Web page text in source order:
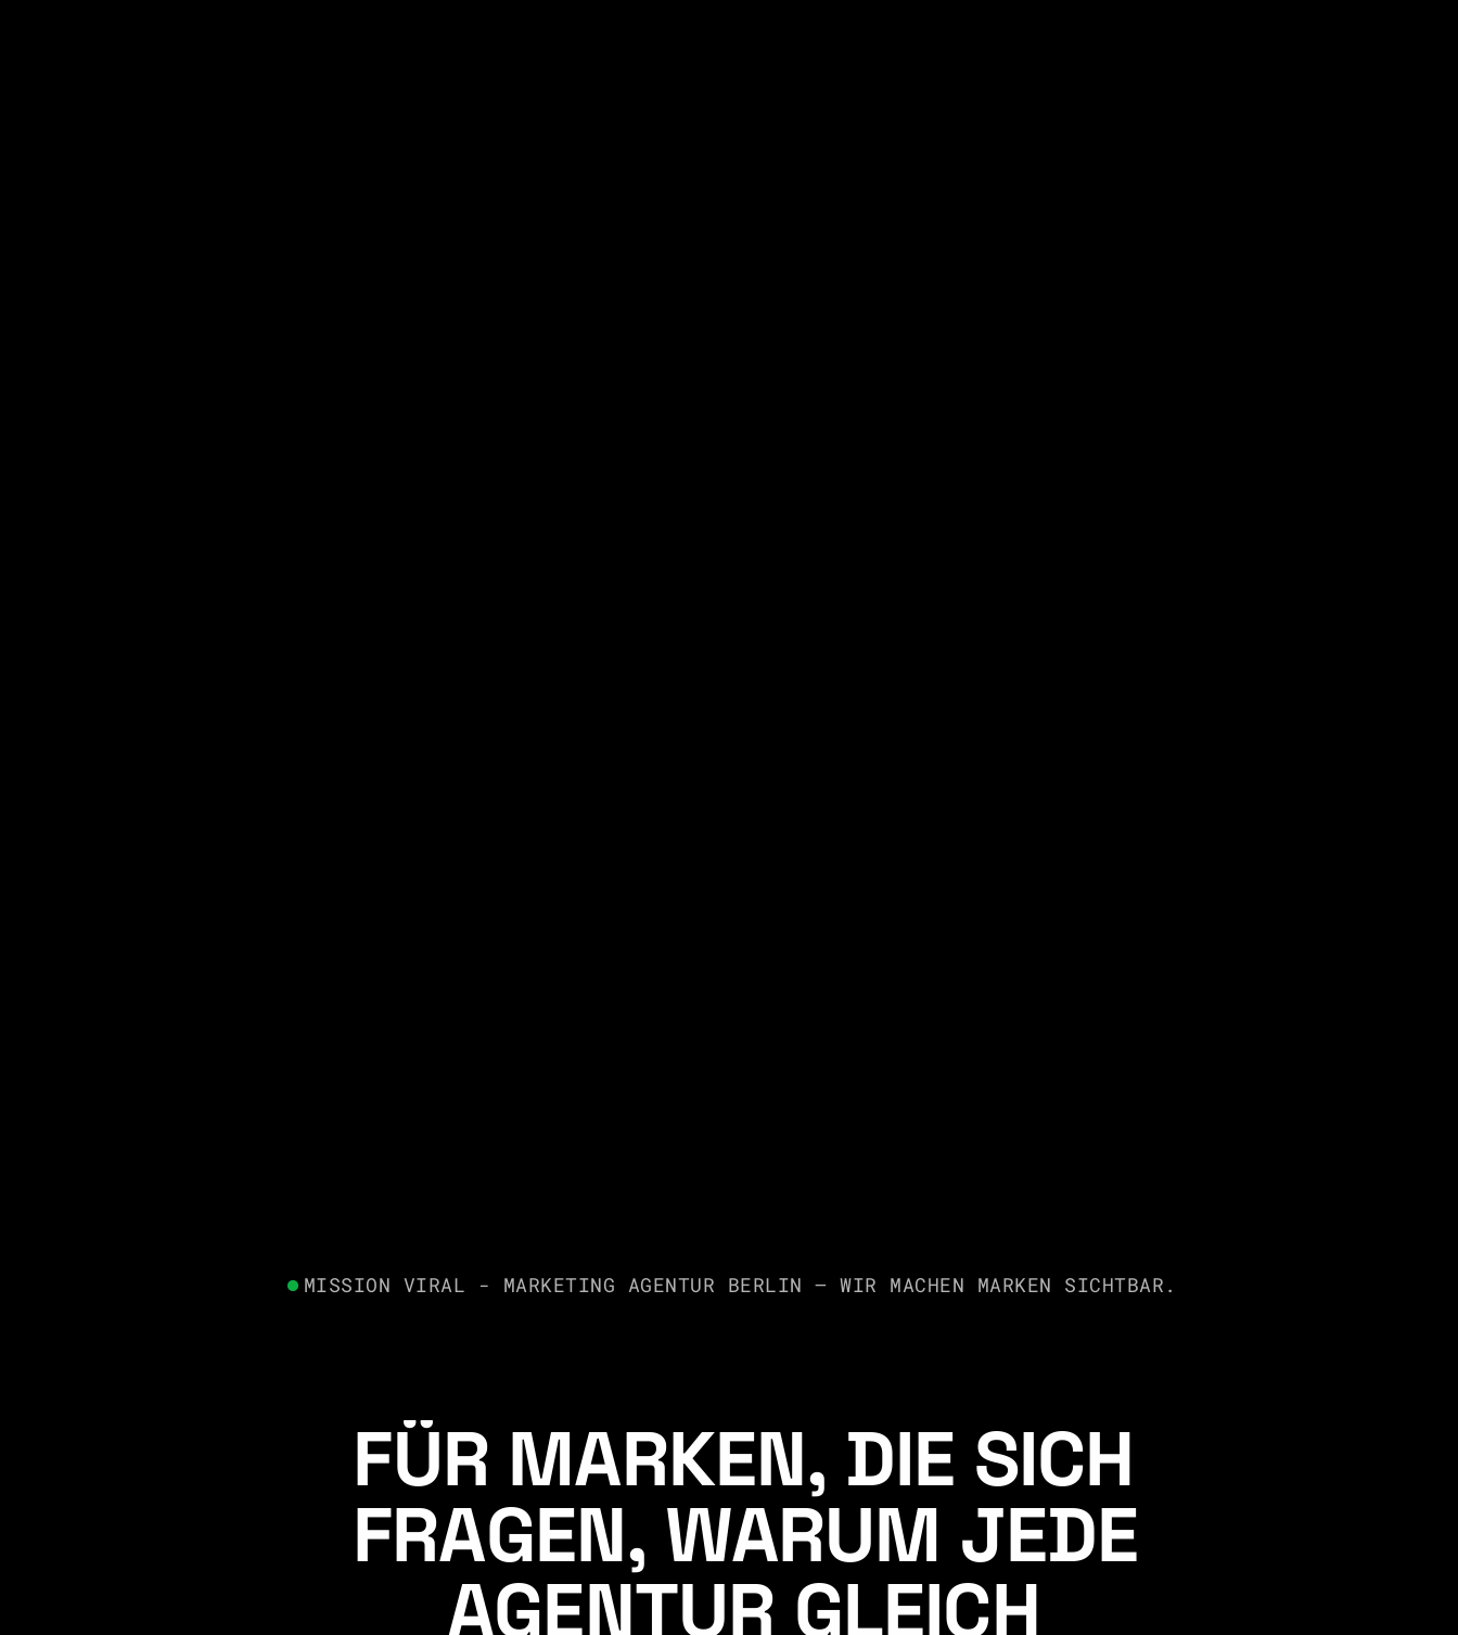
MISSION VIRAL - MARKETING AGENTUR BERLIN – WIR MACHEN MARKEN SICHTBAR.
FÜR MARKEN, DIE SICH
FRAGEN, WARUM JEDE
AGENTUR GLEICH